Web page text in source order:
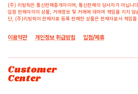
(주) 리빙픽은 통신판매중개자이며, 통신판매의 당사자가 아닙니다.
입점 판매자의의 상품, 거래정보 및 거래에 대하여 책임을 지지 않
단, (주)리빙픽이 판매자로 등록 판매한 상품은 판매자로서 책임을
이용약관 개인정보 취급방침 입점/제휴
Customer
Center